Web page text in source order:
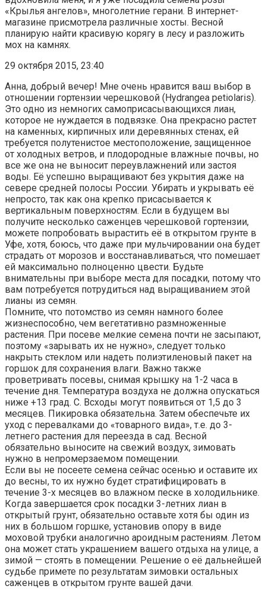
«Крылья ангелов», многолетние герани. В интернет-
магазине присмотрела различные хосты. Весной
планирую найти красивую корягу в лесу и разложить
мох на камнях.
29 октября 2015, 23:40
Анна, добрый вечер! Мне очень нравится ваш выбор в
отношении гортензии черешковой (Hydrangea petiolaris).
Это одно из немногих самоприсасывающихся лиан,
которое не нуждается в подвязке. Она прекрасно растет
на каменных, кирпичных или деревянных стенах, ей
требуется полутенистое местоположение, защищенное
от холодных ветров, и плодородные влажные почвы, но
все же она не выносит переувлажнений или застоя
воды. Её успешно выращивают без укрытия даже на
севере средней полосы России. Убирать и укрывать её
непросто, так как она крепко присасывается к
вертикальным поверхностям. Если в будущем вы
получите несколько саженцев черешковой гортензии,
можете попробовать вырастить её в открытом грунте в
Уфе, хотя, боюсь, что даже при мульчировании она будет
страдать от морозов и восстанавливаться, что помешает
ей максимально полноценно цвести. Будьте
внимательны при выборе места для посадки, потому что
вам потребуется потрудиться над выращиванием этой
лианы из семян.
Помните, что потомство из семян намного более
жизнеспособно, чем вегетативно размноженные
растения. При посеве мелкие семена почти не засыпают,
поэтому «зарывать их не нужно», следует только
накрыть стеклом или надеть полиэтиленовый пакет на
горшок для сохранения влаги. Важно также
проветривать посевы, снимая крышку на 1-2 часа в
течение дня. Температура воздуха не должна опускаться
ниже +13 град. С. Всходы могут появиться от 1,5 до 3
месяцев. Пикировка обязательна. Затем обеспечьте их
уход с перевалками до «товарного вида», т.е. до 3-
летнего растения для переезда в сад. Весной
обязательно выносите на свежий воздух, зимовать
нужно в непромерзаемом помещении.
Если вы не посеете семена сейчас осенью и оставите их
до весны, то их нужно будет стратифицировать в
течение 3-х месяцев во влажном песке в холодильнике.
Когда завершается срок посадки 3-летних лиан в
открытый грунт, обязательно оставьте хотя бы один из
них в большом горшке, установив опору в виде
моховой трубки аналогично ароидным растениям. Летом
она может стать украшением вашего отдыха на улице, а
зимой — стоять в помещении. Решение о её дальнейшей
судьбе примете по результатам зимовки остальных
саженцев в открытом грунте вашей дачи.